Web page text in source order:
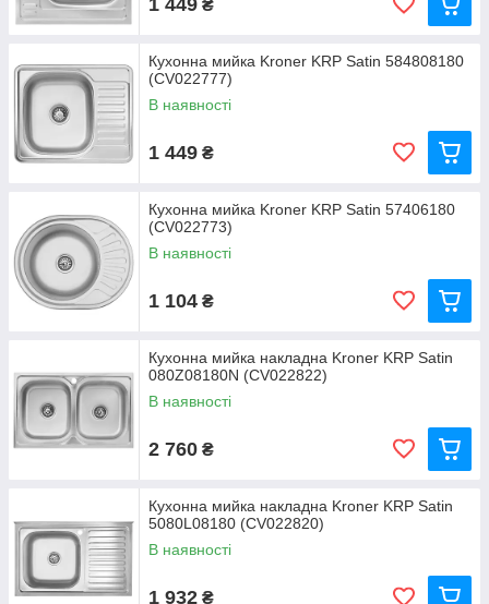
₴
Кухонна мийка Kroner KRP Satin 584808180
(CV022777)
В наявності
1 449 ₴
Кухонна мийка Kroner KRP Satin 57406180
(CV022773)
В наявності
1 104 ₴
Кухонна мийка накладна Kroner KRP Satin
080Z08180N (CV022822)
В наявності
2 760 ₴
Кухонна мийка накладна Kroner KRP Satin
5080L08180 (CV022820)
В наявності
1 932 ₴